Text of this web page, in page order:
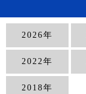
2026年
2022年
2018年